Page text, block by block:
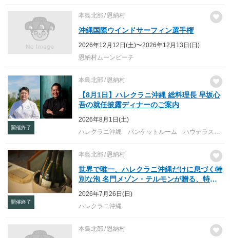
本島北部 恩納村
沖縄国際ウインドサーフィン選手権
2026年12月12日(土)〜2026年12月13日(日)
恩納村ムーンビーチ
開催終了
本島北部 恩納村
【8月1日】ハレクラニ沖縄 総料理長 早坂心
吾の就任披露ディナーのご案内
2026年8月1日(土)
ハレクラニ沖縄 バンケットルーム「ハウテラス」(ビーチフロントウイング 3階)
開催終了
本島北部 恩納村
世界で唯一、ハレクラニ沖縄だけに息づく特
別な泡 名門メゾン・テルモンが贈る、特別
2026年7月26日(日)
ハレクラニ沖縄
本島北部 恩納村